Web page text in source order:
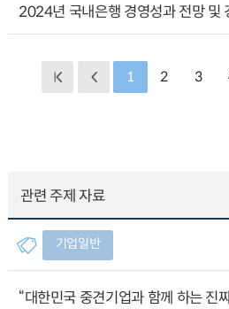
2024년 국내은행 경영성과 전망 및
1 2 3
관련 주제 자료
기업일반
“대한민국 중견기업과 함께 하는 진